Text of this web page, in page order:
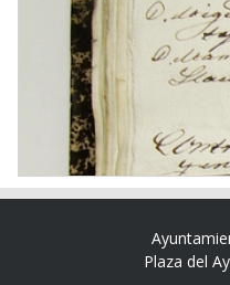
Plaza del